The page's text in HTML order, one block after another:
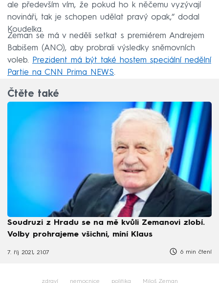
ale především vím, že pokud ho k něčemu vyzývají
novináři, tak je schopen udělat pravý opak,“ dodal
Koudelka.
Zeman se má v neděli setkat s premiérem Andrejem
Babišem (ANO), aby probrali výsledky sněmovních
voleb. Prezident má být také hostem speciální nedělní
Partie na CNN Prima NEWS.
Čtěte také
Soudruzi z Hradu se na mě kvůli Zemanovi zlobí.
Volby prohrajeme všichni, míní Klaus
7. říj 2021, 21:07 6 min čtení
zdraví nemocnice politika Miloš Zeman